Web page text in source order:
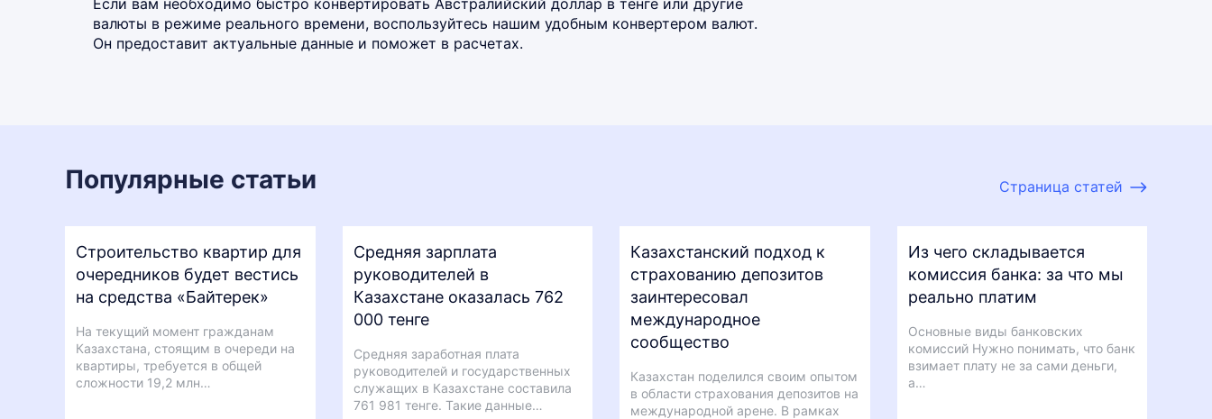
Если вам необходимо быстро конвертировать Австралийский доллар в тенге или другие
валюты в режиме реального времени, воспользуйтесь нашим удобным конвертером валют.
Он предоставит актуальные данные и поможет в расчетах.
Популярные статьи Страница статей
Строительство квартир для
очередников будет вестись
на средства «Байтерек»
На текущий момент гражданам
Казахстана, стоящим в очереди на
квартиры, требуется в общей
сложности 19,2 млн…
Средняя зарплата
руководителей в
Казахстане оказалась 762
000 тенге
Средняя заработная плата
руководителей и государственных
служащих в Казахстане составила
761 981 тенге. Такие данные…
Казахстанский подход к
страхованию депозитов
заинтересовал
международное
сообщество
Казахстан поделился своим опытом
в области страхования депозитов на
международной арене. В рамках
Из чего складывается
комиссия банка: за что мы
реально платим
Основные виды банковских
комиссий Нужно понимать, что банк
взимает плату не за сами деньги,
а…